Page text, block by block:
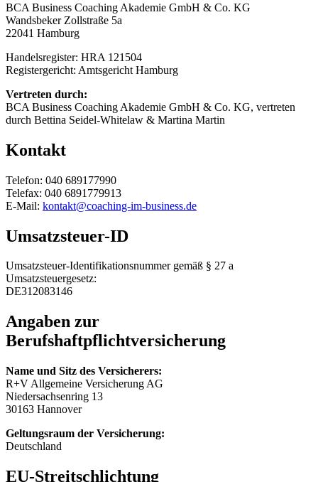
BCA Business Coaching Akademie GmbH & Co. KG
Wandsbeker Zollstraße 5a
22041 Hamburg
Handelsregister: HRA 121504
Registergericht: Amtsgericht Hamburg
Vertreten durch:
BCA Business Coaching Akademie GmbH & Co. KG, vertreten
durch Bettina Seidel-Whitelaw & Martina Martin
Kontakt
Telefon: 040 689177990
Telefax: 040 6891779913
E-Mail: kontakt@coaching-im-business.de
Umsatzsteuer-ID
Umsatzsteuer-Identifikationsnummer gemäß § 27 a
Umsatzsteuergesetz:
DE312083146
Angaben zur
Berufshaftpflichtversicherung
Name und Sitz des Versicherers:
R+V Allgemeine Versicherung AG
Niedersachsenring 13
30163 Hannover
Geltungsraum der Versicherung:
Deutschland
EU-Streitschlichtung